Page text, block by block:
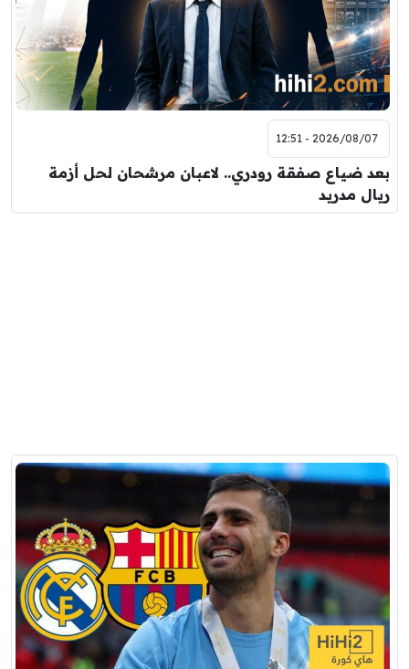
2026/08/07 - 12:51
بعد ضياع صفقة رودري.. لاعبان مرشحان لحل أزمة
ريال مدريد